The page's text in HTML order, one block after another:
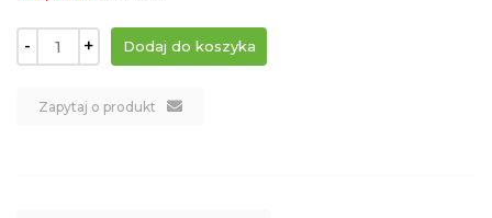
- +
Zapytaj o produkt